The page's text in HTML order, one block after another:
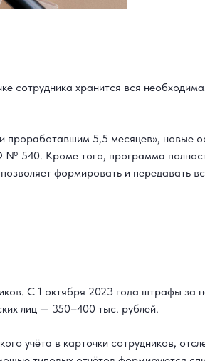
сотрудника хранится вся
проработавшим 5,5 месяцев», новые
№ 540. Кроме того, программа
формировать и передавать
С 1 октября 2023 года штрафы за
лиц — 350–400 тыс. рублей.
учёта в карточки сотрудников,